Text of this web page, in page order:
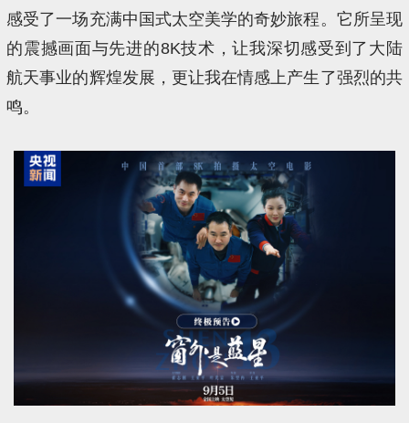
感受了一场充满中国式太空美学的奇妙旅程。它所呈现
的震撼画面与先进的8K技术，让我深切感受到了大陆
航天事业的辉煌发展，更让我在情感上产生了强烈的共
鸣。